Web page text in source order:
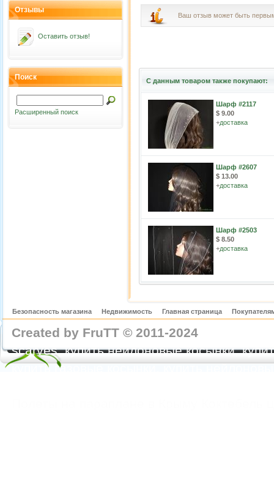
Отзывы
Оставить отзыв!
Поиск
Расширенный поиск
Ваш отзыв может быть
С данным товаром также покупают:
Шарф #2117
$ 9.00
+доставка
Шарф #2607
$ 13.00
+доставка
Шарф #2503
$ 8.50
+доставка
Безопасность магазина Недвижимость Главная страница
Created by FruTT © 2011-2024
scarves, купить нейлоновые косынки,
купить газовые косынки, купить